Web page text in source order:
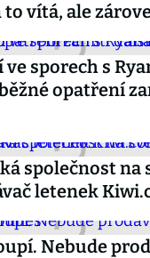
to vítá, ale
sporech s
opatření
společnost na
letenek
Nebude